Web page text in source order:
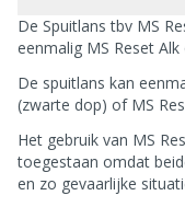
De Spuitlans tbv MS
eenmalig MS Reset
De spuitlans kan
(zwarte dop) of MS
Het gebruik van MS
toegestaan omdat
en zo gevaarlijke